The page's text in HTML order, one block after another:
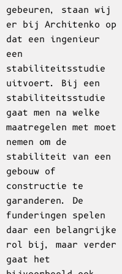
Het inhuren van een
stabiliteitsingenieur
is dan wel niet
wettelijk verplicht,
maar zodra er
constructiewerken
gebeuren, staan wij
er bij Architenko op
dat een ingenieur
een
stabiliteitsstudie